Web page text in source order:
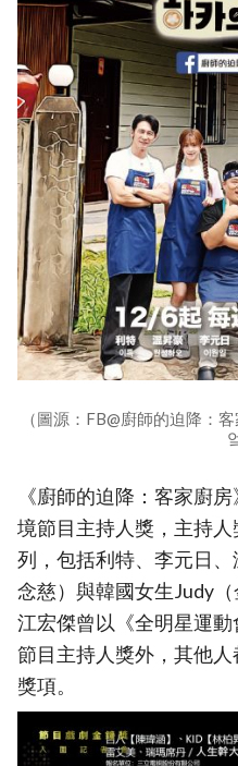
（圖源：FB@廚師的迫降：
《廚師的迫降：客家廚
境節目主持人獎，主持
列，包括利特、李元日
念慈）與韓國女生Judy
江宏傑曾以《全明星運
節目主持人獎外，其他
獎項。